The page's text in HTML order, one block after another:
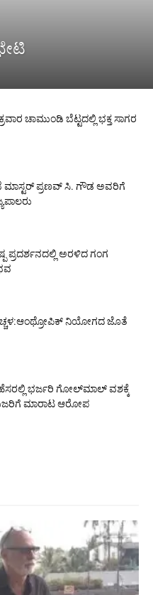
ಚಾಮುಂಡಿ ಬೆಟ್ಟದಲ್ಲಿ ಭಕ್ತ ಸಾಗರ
ಮಾಸ್ಟರ್ ಪ್ರಣವ್ ಸಿ. ಗೌಡ ಅವರಿಗೆ
ಪ್ರದರ್ಶನದಲ್ಲಿ ಅರಳಿದ ಗಂಗ
ಹೆಚ್ಚಳ:ಆಂಥ್ರೋಪಿಕ್ ನಿಯೋಗದ ಜೊತೆ
ಭರ್ಜರಿ ಗೋಲ್‌ಮಾಲ್ ವಶಕ್ಕೆ
ಮಾರಾಟ ಆರೋಪ